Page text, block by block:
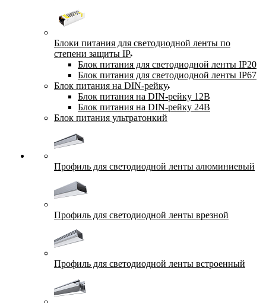
Блоки питания для светодиодной ленты по
степени защиты IP
Блок питания для светодиодной ленты IP20
Блок питания для светодиодной ленты IP67
Блок питания на DIN-рейку
Блок питания на DIN-рейку 12В
Блок питания на DIN-рейку 24В
Блок питания ультратонкий
Профиль для светодиодной ленты алюминиевый
Профиль для светодиодной ленты врезной
Профиль для светодиодной ленты встроенный